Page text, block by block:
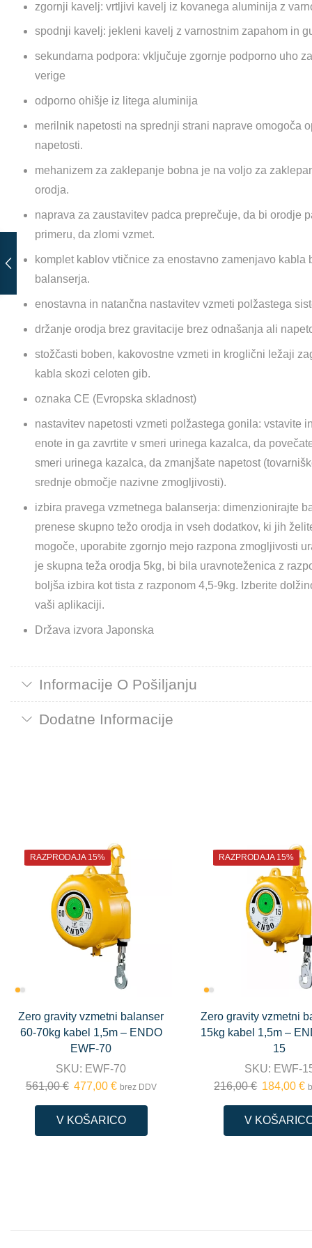
zgornji kavelj: vrtljivi kavelj iz kovanega aluminija z
spodnji kavelj: jekleni kavelj z varnostnim zapahom in
sekundarna podpora: vključuje zgornje podporno uho
verige
odporno ohišje iz litega aluminija
merilnik napetosti na sprednji strani naprave omogoča
napetosti.
mehanizem za zaklepanje bobna je na voljo za
orodja.
naprava za zaustavitev padca preprečuje, da bi orodje
primeru, da zlomi vzmet.
komplet kablov vtičnice za enostavno zamenjavo kabla
balanserja.
enostavna in natančna nastavitev vzmeti polžastega
držanje orodja brez gravitacije brez odnašanja ali
stožčasti boben, kakovostne vzmeti in kroglični ležaji
kabla skozi celoten gib.
oznaka CE (Evropska skladnost)
nastavitev napetosti vzmeti polžastega gonila: vstavite
enote in ga zavrtite v smeri urinega kazalca, da
smeri urinega kazalca, da zmanjšate napetost
srednje območje nazivne zmogljivosti).
izbira pravega vzmetnega balanserja: dimenzionirajte
prenese skupno težo orodja in vseh dodatkov, ki jih
mogoče, uporabite zgornjo mejo razpona zmogljivosti
je skupna teža orodja 5kg, bi bila uravnoteženica z
boljša izbira kot tista z razponom 4,5-9kg. Izberite
vaši aplikaciji.
Država izvora Japonska
Informacije O Pošiljanju
Dodatne Informacije
RAZPRODAJA 15%
Zero gravity vzmetni balanser
60-70kg kabel 1,5m – ENDO
EWF-70
SKU: EWF-70
561,00€ 477,00 € brez DDV
V KOŠARICO
RAZPRODAJA 15%
Zero gravity vzmetni
15kg kabel 1,5m –
15
SKU: EWF-
216,00€ 184,00€
V